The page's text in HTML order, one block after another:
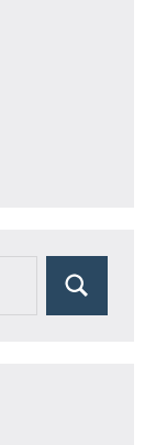
Rechercher